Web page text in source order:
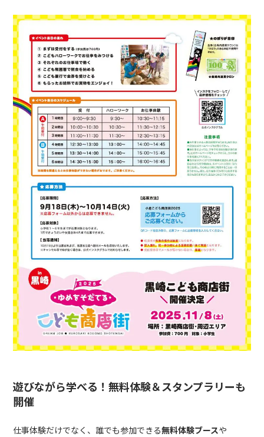
遊びながら学べる！無料体験＆スタンプラリーも
開催
仕事体験だけでなく、誰でも参加できる無料体験ブースや